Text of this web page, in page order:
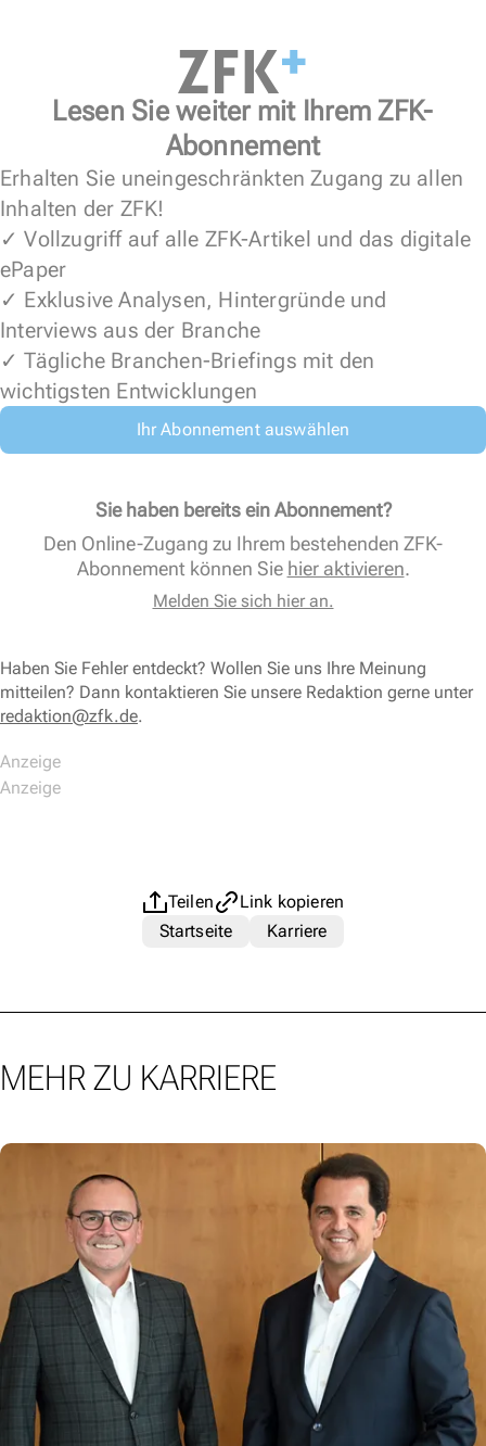
Lesen Sie weiter mit Ihrem ZFK-
Abonnement
Erhalten Sie uneingeschränkten Zugang zu allen
Inhalten der ZFK!
✓ Vollzugriff auf alle ZFK-Artikel und das digitale
ePaper
✓ Exklusive Analysen, Hintergründe und
Interviews aus der Branche
✓ Tägliche Branchen-Briefings mit den
wichtigsten Entwicklungen
Ihr Abonnement auswählen
Sie haben bereits ein Abonnement?
Den Online-Zugang zu Ihrem bestehenden ZFK-
Abonnement können Sie hier aktivieren.
Melden Sie sich hier an.
Haben Sie Fehler entdeckt? Wollen Sie uns Ihre Meinung
mitteilen? Dann kontaktieren Sie unsere Redaktion gerne unter
redaktion@zfk.de.
Teilen
Link kopieren
Startseite
Karriere
MEHR ZU KARRIERE